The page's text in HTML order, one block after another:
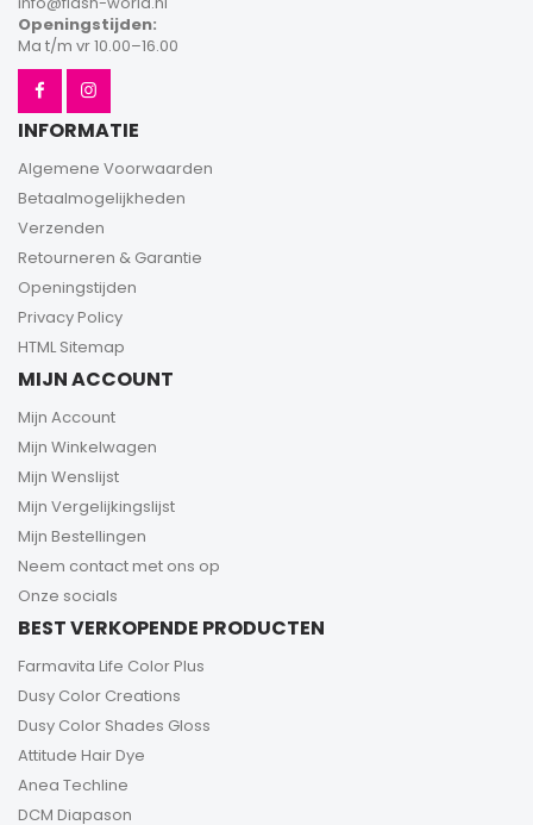
Openingstijden:
Ma t/m vr 10.00–16.00
INFORMATIE
Algemene Voorwaarden
Betaalmogelijkheden
Verzenden
Retourneren & Garantie
Openingstijden
Privacy Policy
HTML Sitemap
MIJN ACCOUNT
Mijn Account
Mijn Winkelwagen
Mijn Wenslijst
Mijn Vergelijkingslijst
Mijn Bestellingen
Neem contact met ons op
Onze socials
BEST VERKOPENDE PRODUCTEN
Farmavita Life Color Plus
Dusy Color Creations
Dusy Color Shades Gloss
Attitude Hair Dye
Anea Techline
DCM Diapason